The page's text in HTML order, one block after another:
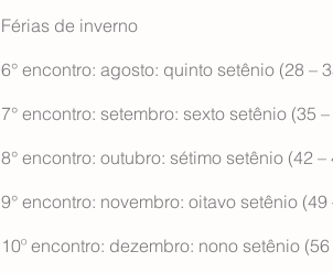
Férias de inverno
6° encontro: agosto: quinto setênio (28 –
7° encontro: setembro: sexto setênio (35
8° encontro: outubro: sétimo setênio (42
9° encontro: novembro: oitavo setênio
10º encontro: dezembro: nono setênio